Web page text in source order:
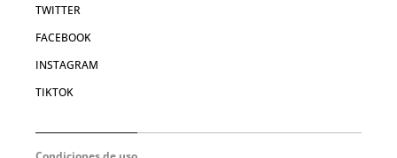
TWITTER
FACEBOOK
INSTAGRAM
TIKTOK